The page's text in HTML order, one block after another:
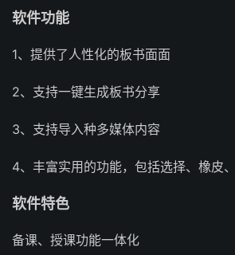
软件功能
1、提供了人性化的板书面面
2、支持一键生成板书分享
3、支持导入种多媒体内容
4、丰富实用的功能，包括选择、橡皮
软件特色
备课、授课功能一体化